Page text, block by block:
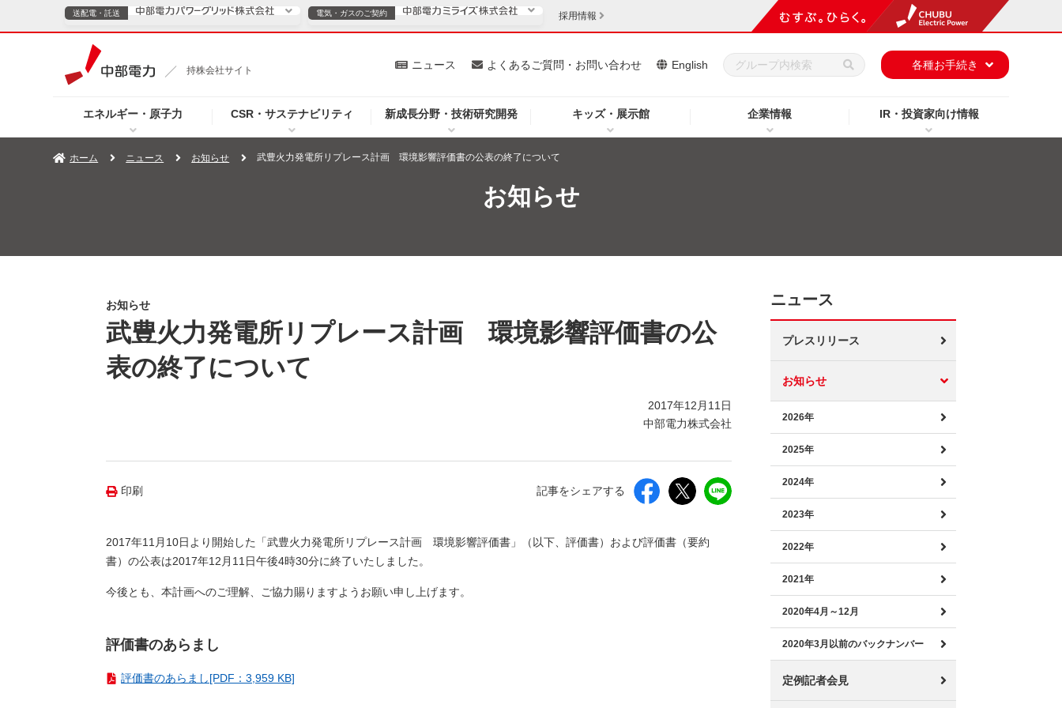
持株会社サイト
エネルギー・原子力 CSR・サステナビリティ 新成長分野・技術研究開発 キッズ・展示館 企業情報 IR・投資家向け情報
ニュース よくあるご質問・お問い合わせ English 各種お手続き
送配電・託送
TOPページへ ご案内 安定供給
企業情報
ニュース（新しいウィンドウを開きます）
よくあるご質問・お問い合わせ
電気・ガスのご契約
電気・ガスのご契約
TOPページへ 個人のお客さま 法人のお客さま
採用情報
ホーム ニュース お知らせ 武豊火力発電所リプレース計画 環境影響評価書の公表の終了について
お知らせ
お知らせ
武豊火力発電所リプレース計画 環境影響評価書の公
表の終了について
2017年12月11日
中部電力株式会社
印刷 記事をシェアする
2017年11月10日より開始した「武豊火力発電所リプレース計画 環境影響評価書」（以下、評価書）および評価書（要約
書）の公表は2017年12月11日午後4時30分に終了いたしました。
今後とも、本計画へのご理解、ご協力賜りますようお願い申し上げます。
評価書のあらまし
評価書のあらまし[PDF：3,959 KB]
ニュース
プレスリリース
お知らせ
2026年
2025年
2024年
2023年
2022年
2021年
2020年4月～12月
2020年3月以前のバックナンバー
定例記者会見